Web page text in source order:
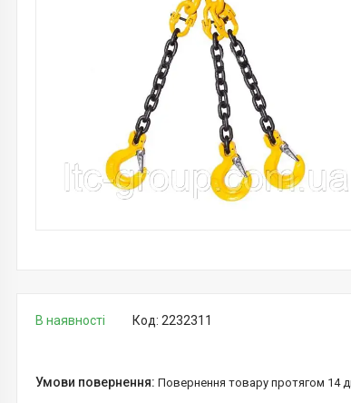
В наявності Код: 2232311
повернення товару протягом 14